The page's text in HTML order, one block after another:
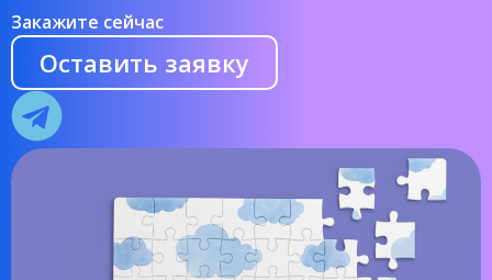
Закажите сейчас
Оставить заявку